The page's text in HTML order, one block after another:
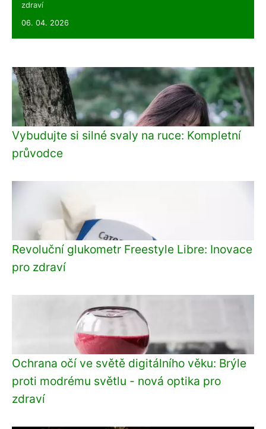
zdraví
06. 04. 2026
Vybudujte si silné svaly na ruce: Kompletní
průvodce
Revoluční glukometr Freestyle Libre: Inovace
pro zdraví
Ochrana očí ve světě digitálního věku: Brýle
proti modrému světlu - nová optika pro
zdraví